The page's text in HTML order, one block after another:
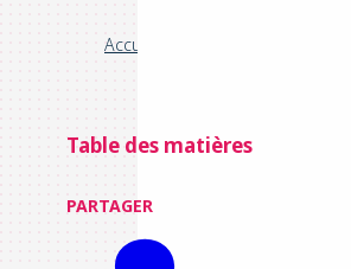
Accueil
Table des matières
PARTAGER